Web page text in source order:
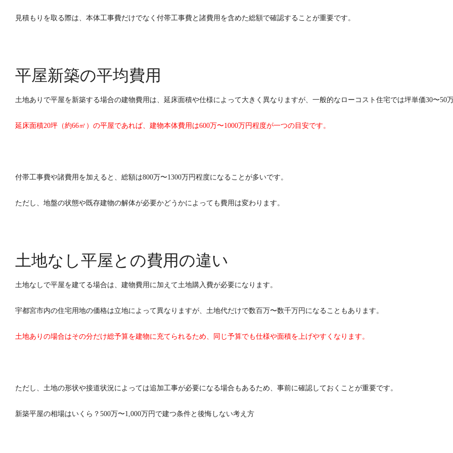
見積もりを取る際は、本体工事費だけでなく付帯工事費と諸費用を含めた総額で確認することが重要です。
平屋新築の平均費用
土地ありで平屋を新築する場合の建物費用は、延床面積や仕様によって大きく異なりますが、一般的なローコスト住宅では坪単価30〜50
延床面積20坪（約66㎡）の平屋であれば、建物本体費用は600万〜1000万円程度が一つの目安です。
付帯工事費や諸費用を加えると、総額は800万〜1300万円程度になることが多いです。
ただし、地盤の状態や既存建物の解体が必要かどうかによっても費用は変わります。
土地なし平屋との費用の違い
土地なしで平屋を建てる場合は、建物費用に加えて土地購入費が必要になります。
宇都宮市内の住宅用地の価格は立地によって異なりますが、土地代だけで数百万〜数千万円になることもあります。
土地ありの場合はその分だけ総予算を建物に充てられるため、同じ予算でも仕様や面積を上げやすくなります。
ただし、土地の形状や接道状況によっては追加工事が必要になる場合もあるため、事前に確認しておくことが重要です。
新築平屋の相場はいくら？500万〜1,000万円で建つ条件と後悔しない考え方